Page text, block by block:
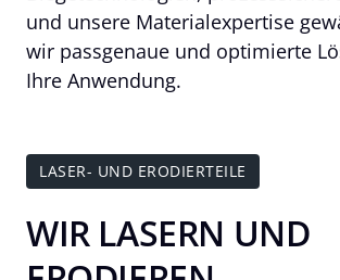
und unsere Materialexpertise
wir passgenaue und optimierte
Ihre Anwendung.
LASER- UND ERODIERTEILE
WIR LASERN UND